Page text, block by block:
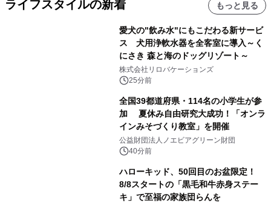
ライフスタイルの新着 もっと見る
愛犬の"飲み水"にもこだわる新サービ
ス 犬用浄軟水器を全客室に導入～く
にさき 森と海のドッグリゾート～
株式会社リロバケーションズ
25分前
全国39都道府県・114名の小学生が参
加 夏休み自由研究大成功！「オンラ
インみそづくり教室」を開催
公益財団法人ノエビアグリーン財団
40分前
ハローキッド、50回目のお盆限定！
8/8スタートの「黒毛和牛赤身ステー
キ」で至福の家族団らんを